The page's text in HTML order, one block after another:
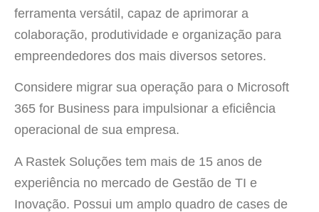
ferramenta versátil, capaz de aprimorar a
colaboração, produtividade e organização para
empreendedores dos mais diversos setores.
Considere migrar sua operação para o Microsoft
365 for Business para impulsionar a eficiência
operacional de sua empresa.
A Rastek Soluções tem mais de 15 anos de
experiência no mercado de Gestão de TI e
Inovação. Possui um amplo quadro de cases de